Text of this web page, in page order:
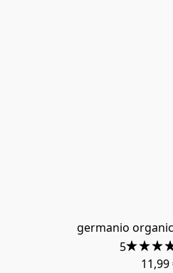
germanio
5
11,99